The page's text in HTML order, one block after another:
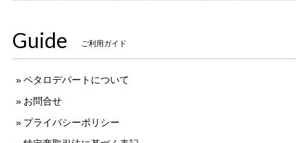
Guide ご利用ガイド
ペタロデパートについて
お問合せ
プライバシーポリシー